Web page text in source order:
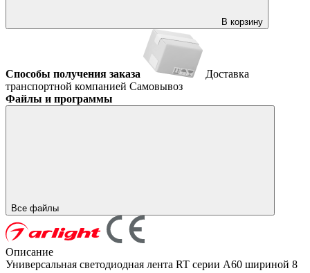
В корзину
Способы получения заказа
Доставка
транспортной компанией Самовывоз
Файлы и программы
Все файлы
Описание
Универсальная светодиодная лента RT серии A60 шириной 8